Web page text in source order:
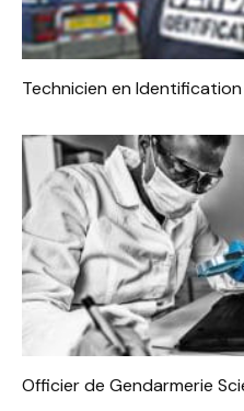
Technicien en Identification
Officier de Gendarmerie